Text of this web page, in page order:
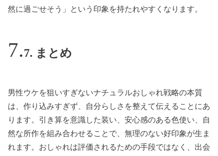
然に過ごせそう」という印象を持たれやすくなります。
7. まとめ
男性ウケを狙いすぎないナチュラルおしゃれ戦略の本質
は、作り込みすぎず、自分らしさを整えて伝えることにあ
ります。引き算を意識した装い、安心感のある色使い、自
然な所作を組み合わせることで、無理のない好印象が生ま
れます。おしゃれは評価されるための手段ではなく、出会